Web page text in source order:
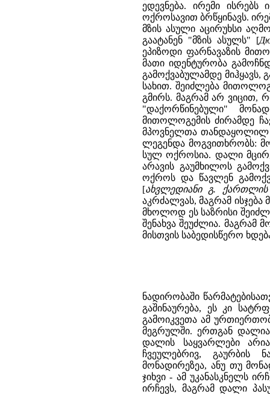
ედევნება. ირემი ისრებს
ოქროსავით ბრწყინავს.
მზის ასული აცირუხსი
გაატანენ "მზის ასულს" [
ეპიზოდი ფარნავაზის
მათი იდენტურობა
გამოქვაბულამდე მიჰყავს,
სახით. შეიძლება
გმირს. მაგრამ არ ვიცით,
"დაქორწინებული"
მითოლოგემის ძირამდე
მპოვნელთა თანდაყოლილ
ლეგენდა მოგვითხრობს:
სულ ოქროსია. დალი
არავის გაუმხილოს
ოქროს და წავლენ
[ახვლედიანი გ.
აკრძალვას, მაგრამ
მხოლოდ ეს საზრისი
შენახვა შეუძლია. მაგრამ
მისთვის საბედისწერო
ნადირობაში
გაშინაურება, ეს კი
გამოიკვეთა ამ
მეგრულში. ერთგან
დალის საყვარლები
ჩვეულებრივ, გაურბის
მონადირეზეა, ანუ თუ
ჯიხვი - ამ უკანასკნელს
ირჩევს, მაგრამ დალი